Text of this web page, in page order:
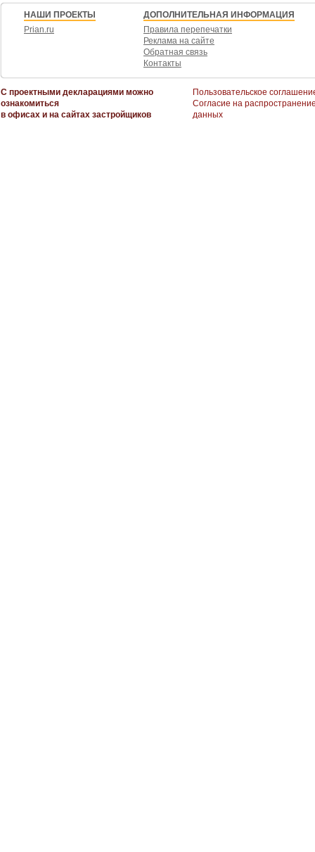
НАШИ ПРОЕКТЫ
Prian.ru
ДОПОЛНИТЕЛЬНАЯ ИНФОРМАЦИЯ
Правила перепечатки
Реклама на сайте
Обратная связь
Контакты
С проектными декларациями можно
ознакомиться
в офисах и на сайтах застройщиков
Пользовательское
Согласие на
данных